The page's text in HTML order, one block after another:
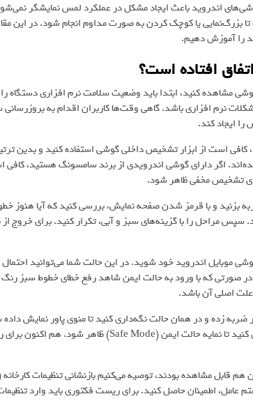
اندروید باعث ایجاد مشکل در عملکرد لمس نمایشگر
بزرگ‌نمایی یا کوچک کردن به صورت مداوم انجام شود. در این
را آموزش دهیم.
مشاهده کنید، ابتدا باید وضعیت سلامت نرم افزاری دستگاه
نرم افزاری باشد. گاهی وقت‌ها کاربران اقدام به
ایجاد کند.
کافی است از ابزار تشخیص داخلی گوشی استفاده کنید و بدین
بزنید و با قرمز شدن صفحه نمایش، بررسی کنید که آیا هنوز
سپس مراحل را با گزینه‌های سبز و آبی، تکرار کنید. برای
موبایل اندروید خود شوید. در این حالت شما می‌توانید
صورتی که با ورود به حالت ایمن شاهد رفع خطای خطوط سبز
اصلی آن باشد.
ضربه زده و در همان حالت نگه‌داری کنید تا منوی پاور نمایش
اطمینان حاصل کنید. برای ریست فکتوری باید وارد